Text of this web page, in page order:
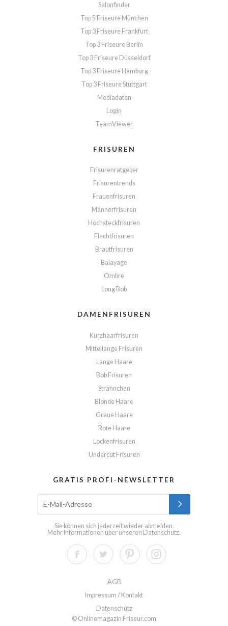
Salonfinder
Top 5 Friseure München
Top 3 Friseure Frankfurt
Top 3 Friseure Berlin
Top 3 Friseure Düsseldorf
Top 3 Friseure Hamburg
Top 3 Friseure Stuttgart
Mediadaten
Login
TeamViewer
FRISUREN
Frisurenratgeber
Frisurentrends
Frauenfrisuren
Männerfrisuren
Hochsteckfrisuren
Flechtfrisuren
Brautfrisuren
Balayage
Ombre
Long Bob
DAMENFRISUREN
Kurzhaarfrisuren
Mittellange Frisuren
Lange Haare
Bob Frisuren
Strähnchen
Blonde Haare
Graue Haare
Rote Haare
Lockenfrisuren
Undercut Frisuren
GRATIS PROFI-NEWSLETTER
Sie können sich jederzeit wieder abmelden.
Mehr Informationen über unseren Datenschutz.
AGB
Impressum / Kontakt
Datenschutz
© Onlinemagazin Friseur.com